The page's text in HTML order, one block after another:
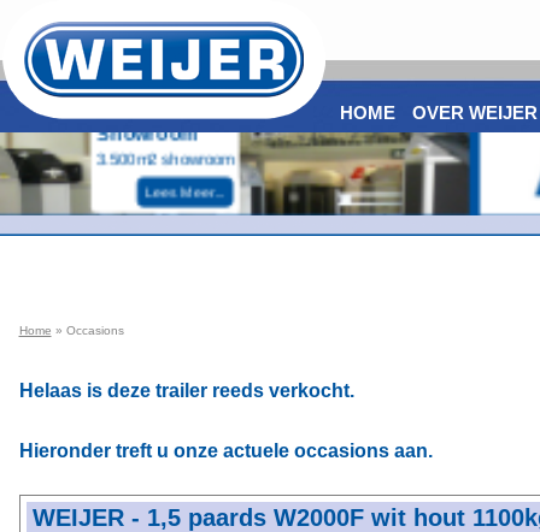
Home » Occasions
Helaas is deze trailer reeds verkocht.
Hieronder treft u onze actuele occasions aan.
WEIJER - 1,5 paards W2000F wit hout
HOME OVER WEIJER